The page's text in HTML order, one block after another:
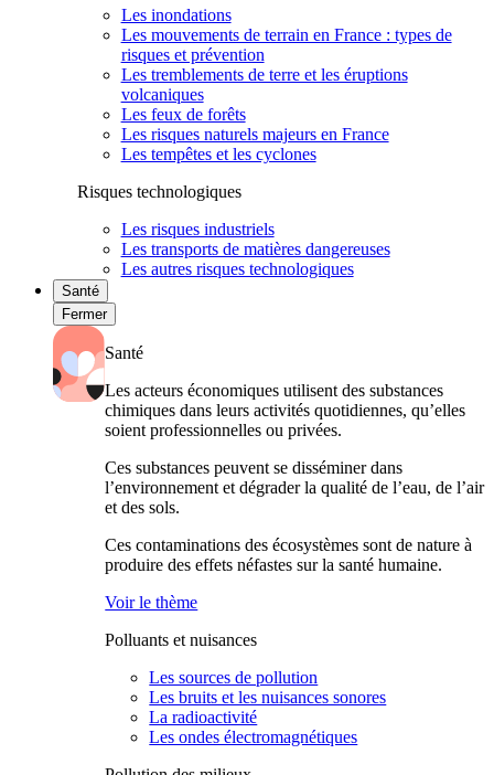
Les inondations
Les mouvements de terrain en France : types de
risques et prévention
Les tremblements de terre et les éruptions
volcaniques
Les feux de forêts
Les risques naturels majeurs en France
Les tempêtes et les cyclones
Risques technologiques
Les risques industriels
Les transports de matières dangereuses
Les autres risques technologiques
Santé
Fermer
Santé
Les acteurs économiques utilisent des substances
chimiques dans leurs activités quotidiennes, qu’elles
soient professionnelles ou privées.
Ces substances peuvent se disséminer dans
l’environnement et dégrader la qualité de l’eau, de l’air
et des sols.
Ces contaminations des écosystèmes sont de nature à
produire des effets néfastes sur la santé humaine.
Voir le thème
Polluants et nuisances
Les sources de pollution
Les bruits et les nuisances sonores
La radioactivité
Les ondes électromagnétiques